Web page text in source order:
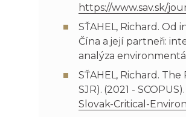
https://www.sav.sk/
SŤAHEL, Richard. Od
Čína a její partneři:
analýza
SŤAHEL, Richard. The
SJR). (2021 -
Slovak-Critical-